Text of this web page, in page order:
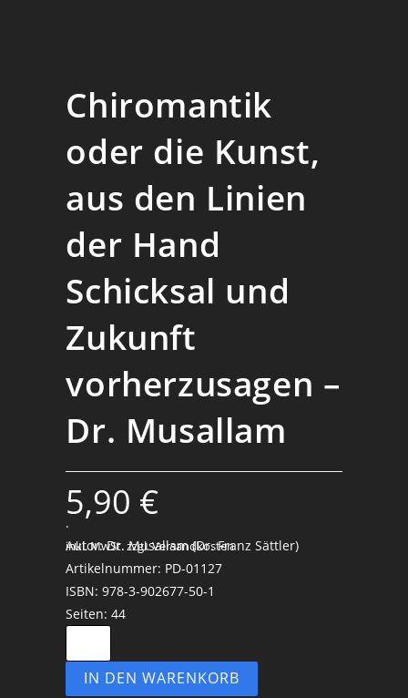
Chiromantik
oder die Kunst,
aus den Linien
der Hand
Schicksal und
Zukunft
vorherzusagen –
Dr. Musallam
5,90 €
inkl. MwSt. zzgl. Versandkosten
.
Autor: Dr. Musallam (Dr. Franz Sättler)
Artikelnummer: PD-01127
ISBN: 978-3-902677-50-1
Seiten: 44
IN DEN WARENKORB